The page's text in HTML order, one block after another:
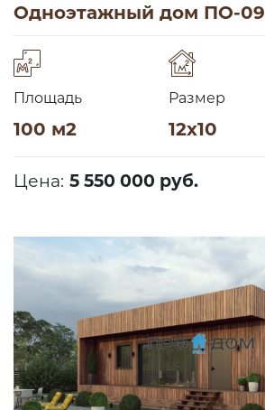
Одноэтажный дом ПО-09
Площадь
100 м2
Размер
12х10
Цена: 5 550 000 руб.